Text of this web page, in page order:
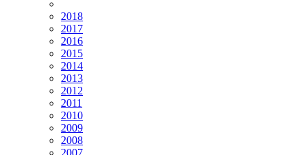
2018
2017
2016
2015
2014
2013
2012
2011
2010
2009
2008
2007